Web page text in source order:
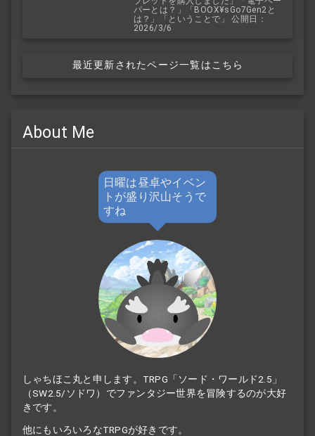
パーとは？」「BOOX¥sGo7Gen2と
は？」「ということで」 公開日：
2026/3/6
最近更新されたページ一覧はこちら
About Me
日曜は昼卓やイベン
トが盛り沢山そうで
すね
しゃちほこ丸と申します。TRPG「ソード・ワールド2.5」
（SW2.5/ソドワ）でファンタジー世界を冒険するのが大好
きです。
他にもいろいろなTRPGが好きです。